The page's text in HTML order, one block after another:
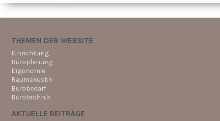
THEMEN DER WEBSITE
Einrichtung
Büroplanung
Ergonomie
Raumakustik
Bürobedarf
Bürotechnik
AKTUELLE BEITRÄGE